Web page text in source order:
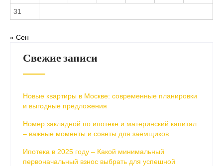
31
« Сен
Свежие записи
Новые квартиры в Москве: современные планировки
и выгодные предложения
Номер закладной по ипотеке и материнский капитал
– важные моменты и советы для заемщиков
Ипотека в 2025 году – Какой минимальный
первоначальный взнос выбрать для успешной